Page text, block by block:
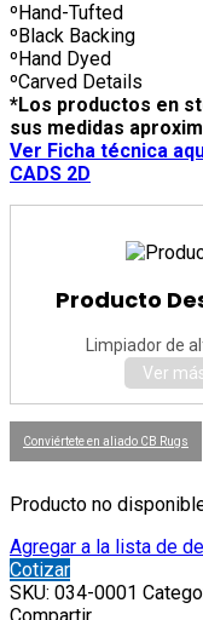
ºHand-Tufted
ºBlack Backing
ºHand Dyed
ºCarved Details
*Los productos en
sus medidas
Ver Ficha técnica
CADS 2D
Producto
Limpiador de
Ver
Conviértete en aliado CB Rugs
Producto no
Agregar a la lista de
Cotizar
SKU: 034-0001